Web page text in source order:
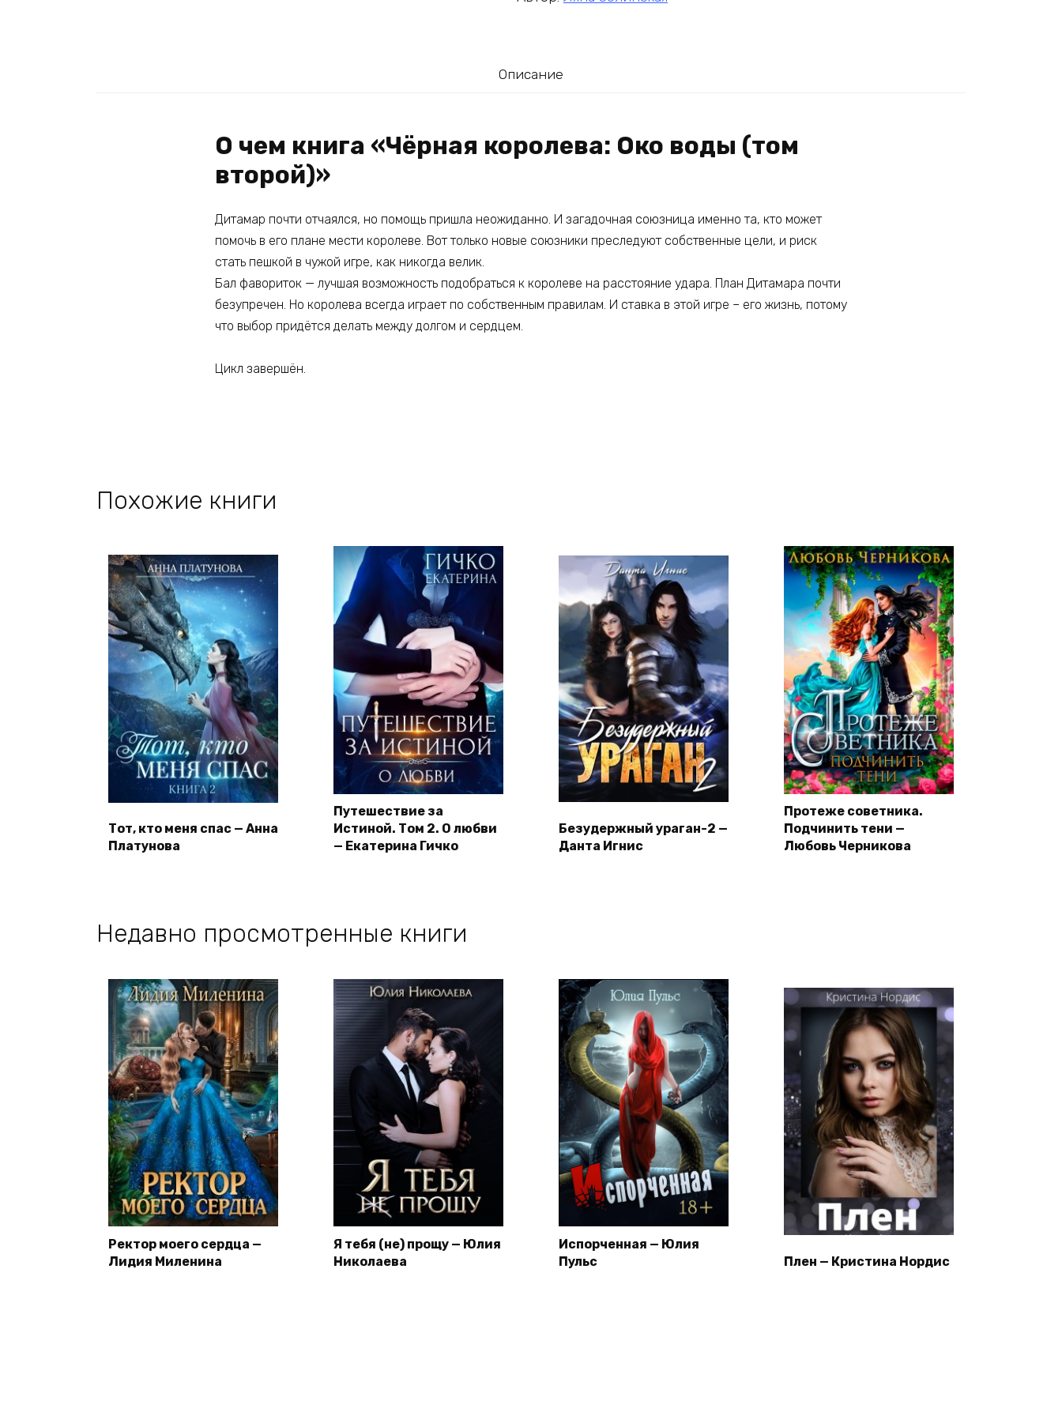
Описание
О чем книга «Чёрная королева: Око воды (том
второй)»
Дитамар почти отчаялся, но помощь пришла неожиданно. И загадочная союзница именно та, кто может
помочь в его плане мести королеве. Вот только новые союзники преследуют собственные цели, и риск
стать пешкой в чужой игре, как никогда велик.
Бал фавориток — лучшая возможность подобраться к королеве на расстояние удара. План Дитамара почти
безупречен. Но королева всегда играет по собственным правилам. И ставка в этой игре – его жизнь, потому
что выбор придётся делать между долгом и сердцем.
Цикл завершён.
Похожие книги
Тот, кто меня спас — Анна
Платунова
Путешествие за
Истиной. Том 2. О любви
— Екатерина Гичко
Безудержный ураган-2 —
Данта Игнис
Протеже советника.
Подчинить тени —
Любовь Черникова
Недавно просмотренные книги
Ректор моего сердца —
Лидия Миленина
Я тебя (не) прощу — Юлия
Николаева
Испорченная — Юлия
Пульс
Плен — Кристина Нордис